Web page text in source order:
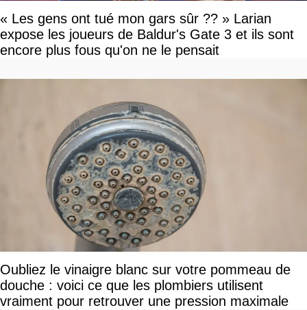
« Les gens ont tué mon gars sûr ?? » Larian
expose les joueurs de Baldur's Gate 3 et ils sont
encore plus fous qu'on ne le pensait
Oubliez le vinaigre blanc sur votre pommeau de
douche : voici ce que les plombiers utilisent
vraiment pour retrouver une pression maximale